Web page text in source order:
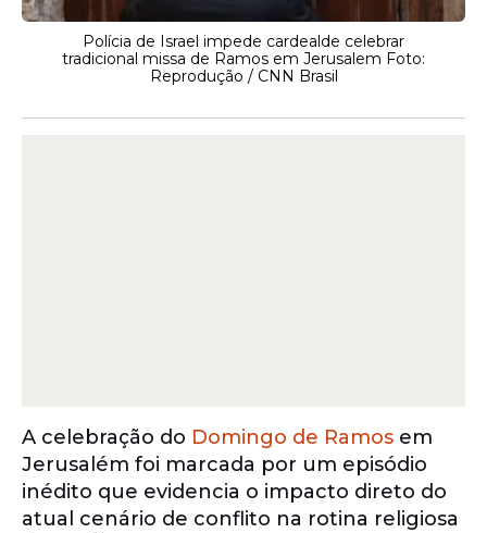
Polícia de Israel impede cardealde celebrar
tradicional missa de Ramos em Jerusalem Foto:
Reprodução / CNN Brasil
A celebração do Domingo de Ramos em
Jerusalém foi marcada por um episódio
inédito que evidencia o impacto direto do
atual cenário de conflito na rotina religiosa